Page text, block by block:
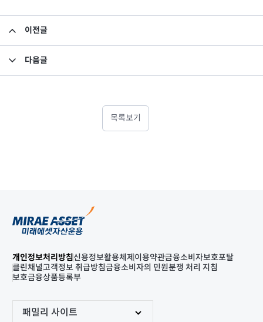
이전글
다음글
목록보기
개인정보처리방침신용정보활용체제 이용약관금융소비자보호포탈
클린채널고객정보 취급방침금융소비자의 민원분쟁 처리 지침
보호금융상품등록부
패밀리 사이트